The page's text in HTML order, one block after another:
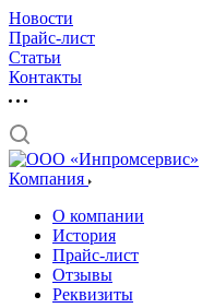
Новости
Прайс-лист
Статьи
Контакты
Компания
О компании
История
Прайс-лист
Отзывы
Реквизиты